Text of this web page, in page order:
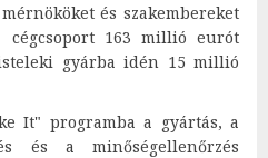
és szakembereket
cégcsoport 163 millió eurót
gyárba idén 15 millió
It" programba a gyártás, a
és a minőségellenőrzés